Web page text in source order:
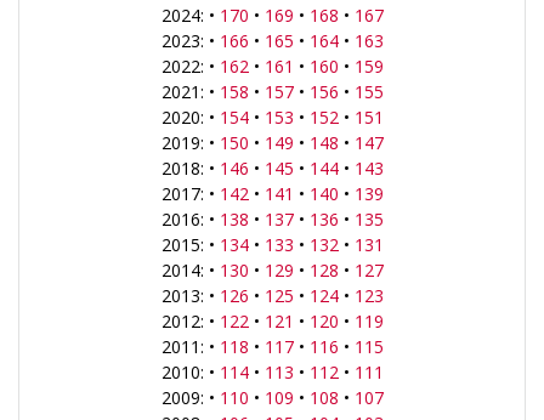
2024: • 170 • 169 • 168 • 167
2023: • 166 • 165 • 164• 163
2022: • 162 • 161 • 160 • 159
2021: • 158 • 157• 156 • 155
2020: • 154• 153 • 152 • 151
2019: • 150 • 149 • 148 • 147
2018: • 146 • 145 • 144• 143
2017: • 142 • 141 • 140 • 139
2016: • 138 • 137• 136 • 135
2015: • 134• 133 • 132 • 131
2014: • 130 • 129 • 128 • 127
2013: • 126 • 125 • 124• 123
2012: • 122 • 121 • 120 • 119
2011: • 118 • 117• 116 • 115
2010: • 114• 113 • 112 • 111
2009: • 110 • 109 • 108 • 107